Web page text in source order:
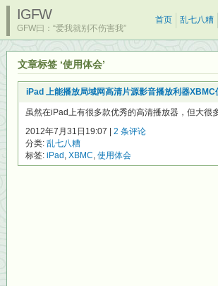
IGFW
GFW曰：“爱我就别不伤害我”
首页 乱七八糟
文章标签 ‘使用体会’
iPad 上能播放局域网高清片源影音播放利器XBMC
虽然在iPad上有很多款优秀的高清播放器，但大
2012年7月31日19:07 | 2 条评论
分类: 乱七八糟
标签: iPad , XBMC, 使用体会